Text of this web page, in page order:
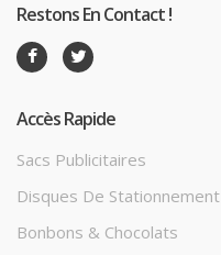
Restons En Contact !
Accès Rapide
Sacs Publicitaires
Disques De Stationnement
Bonbons & Chocolats